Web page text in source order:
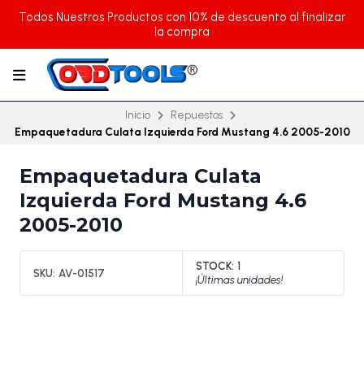
Todos Nuestros Productos con 10% de descuento al finalizar
la compra
Inicio
Repuestos
Empaquetadura Culata Izquierda Ford Mustang 4.6 2005-2010
Empaquetadura Culata
Izquierda Ford Mustang 4.6
2005-2010
SKU: AV-01517
STOCK: 1
¡Últimas unidades!